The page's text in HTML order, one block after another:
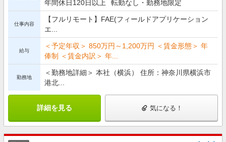
年間休日120日以上
転勤なし・勤務地限定
仕事内容
【フルリモート】FAE(フィールドアプリケーション
エ...
給与
＜予定年収＞ 850万円～1,200万円 ＜賃金形態＞ 年
俸制 ＜賃金内訳＞ 年...
勤務地
＜勤務地詳細＞ 本社（横浜） 住所：神奈川県横浜市
港北...
詳細を見る 気になる！